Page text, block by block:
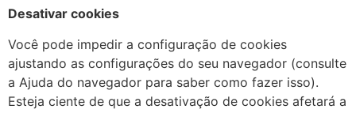
Desativar cookies
Você pode impedir a configuração de cookies
ajustando as configurações do seu navegador (consulte
a Ajuda do navegador para saber como fazer isso).
Esteja ciente de que a desativação de cookies afetará a